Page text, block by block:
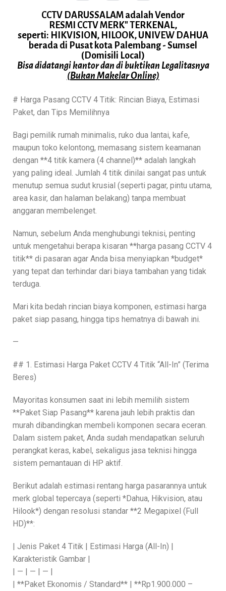
CCTV DARUSSALAM adalah Vendor
RESMI CCTV MERK" TERKENAL,
seperti: HIKVISION, HILOOK, UNIVEW DAHUA
berada di Pusat kota Palembang - Sumsel
(Domisili Local)
Bisa didatangi kantor dan di buktikan Legalitasnya
(Bukan Makelar Online)
# Harga Pasang CCTV 4 Titik: Rincian Biaya, Estimasi
Paket, dan Tips Memilihnya
Bagi pemilik rumah minimalis, ruko dua lantai, kafe,
maupun toko kelontong, memasang sistem keamanan
dengan **4 titik kamera (4 channel)** adalah langkah
yang paling ideal. Jumlah 4 titik dinilai sangat pas untuk
menutup semua sudut krusial (seperti pagar, pintu utama,
area kasir, dan halaman belakang) tanpa membuat
anggaran membelenget.
Namun, sebelum Anda menghubungi teknisi, penting
untuk mengetahui berapa kisaran **harga pasang CCTV 4
titik** di pasaran agar Anda bisa menyiapkan *budget*
yang tepat dan terhindar dari biaya tambahan yang tidak
terduga.
Mari kita bedah rincian biaya komponen, estimasi harga
paket siap pasang, hingga tips hematnya di bawah ini.
—
## 1. Estimasi Harga Paket CCTV 4 Titik “All-In” (Terima
Beres)
Mayoritas konsumen saat ini lebih memilih sistem
**Paket Siap Pasang** karena jauh lebih praktis dan
murah dibandingkan membeli komponen secara eceran.
Dalam sistem paket, Anda sudah mendapatkan seluruh
perangkat keras, kabel, sekaligus jasa teknisi hingga
sistem pemantauan di HP aktif.
Berikut adalah estimasi rentang harga pasarannya untuk
merk global tepercaya (seperti *Dahua, Hikvision, atau
Hilook*) dengan resolusi standar **2 Megapixel (Full
HD)**:
| Jenis Paket 4 Titik | Estimasi Harga (All-In) |
Karakteristik Gambar |
| — | — | — |
| **Paket Ekonomis / Standard** | **Rp1.900.000 –